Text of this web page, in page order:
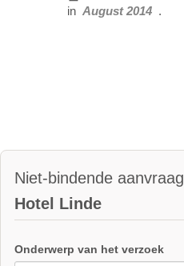
in August 2014 .
Niet-bindende aanvraag
Hotel Linde
Onderwerp van het verzoek